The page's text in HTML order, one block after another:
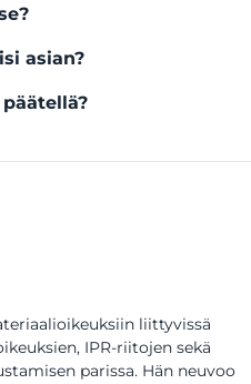
asian?
liittyvissä
IPR-riitojen sekä
parissa. Hän neuvoo